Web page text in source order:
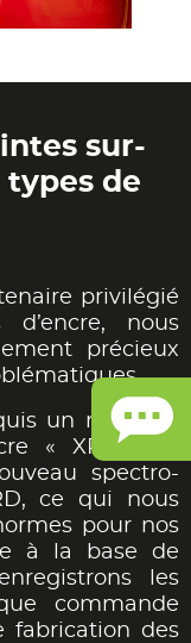
sur-
types de
privilégié
nous
précieux
un nouveau
« XRite Ink
spectro-
ce qui nous
pour nos
à la base de
les
commande
fabrication des